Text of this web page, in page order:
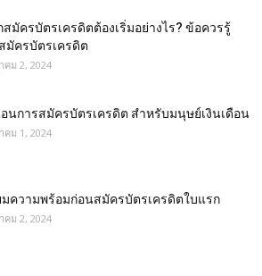
สมัครบัตรเครดิตต้องเริ่มอย่างไร? ข้อควรรู้
มัครบัตรเครดิต
คม 2, 2024
นการสมัครบัตรเครดิต สำหรับมนุษย์เงินเดือน
คม 1, 2024
มความพร้อมก่อนสมัครบัตรเครดิตใบแรก
คม 2, 2024